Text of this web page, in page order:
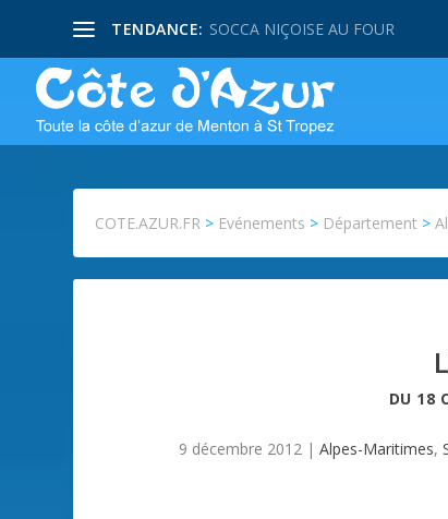
TENDANCE: SOCCA NIÇOISE AU FOUR
COTE.AZUR.FR > Evénements > Département >
DU 18
9 décembre 2012 |Alpes-Maritimes,